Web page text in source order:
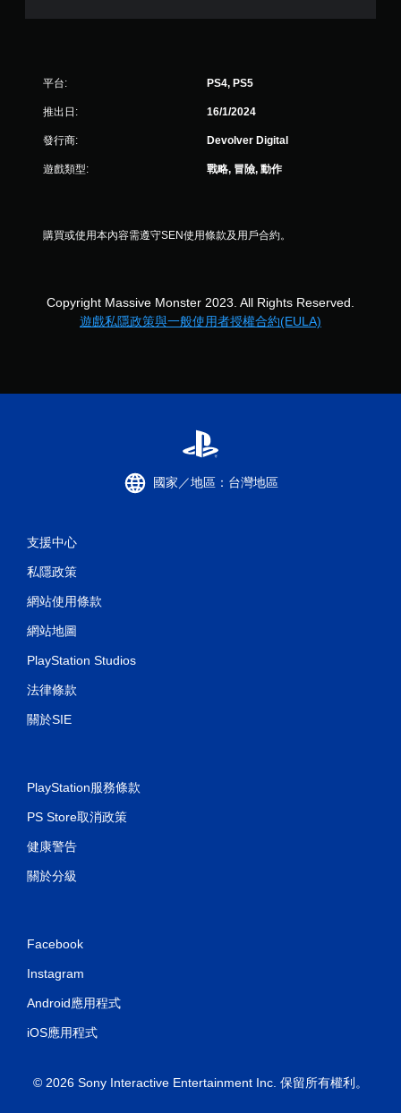
，
平台: PS4, PS5
推出日: 16/1/2024
發行商: Devolver Digital
遊戲類型: 戰略, 冒險, 動作
購買或使用本內容需遵守SEN使用條款及用戶合約。
Copyright Massive Monster 2023. All Rights Reserved.
遊戲私隱政策與一般使用者授權合約(EULA)
國家／地區：台灣地區
支援中心
私隱政策
網站使用條款
網站地圖
PlayStation Studios
法律條款
關於SIE
PlayStation服務條款
PS Store取消政策
健康警告
關於分級
Facebook
Instagram
Android應用程式
iOS應用程式
© 2026 Sony Interactive Entertainment Inc. 保留所有權利。